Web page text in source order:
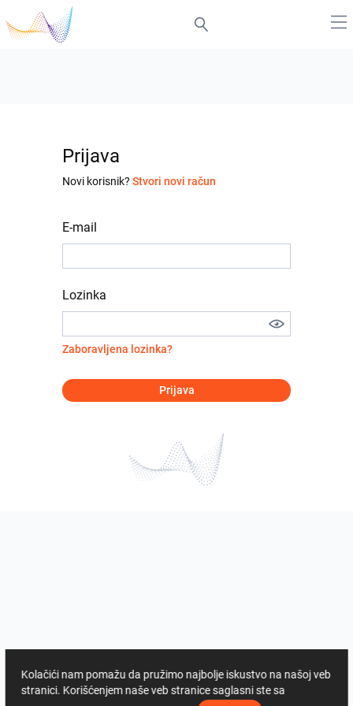
Prijava
Novi korisnik? Stvori novi račun
E-mail
Lozinka
Zaboravljena lozinka?
Prijava
Kolačići nam pomažu da pružimo najbolje iskustvo na našoj veb
stranici. Korišćenjem naše veb stranice saglasni ste sa